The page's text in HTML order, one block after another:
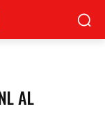
AL